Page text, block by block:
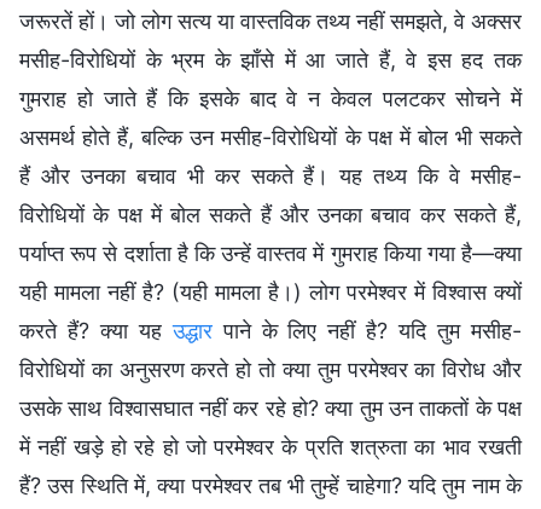
जरूरतें हों। जो लोग सत्य या वास्तविक तथ्य नहीं समझते, वे अक्सर
मसीह-विरोधियों के भ्रम के झाँसे में आ जाते हैं, वे इस हद तक
गुमराह हो जाते हैं कि इसके बाद वे न केवल पलटकर सोचने में
असमर्थ होते हैं, बल्कि उन मसीह-विरोधियों के पक्ष में बोल भी सकते
हैं और उनका बचाव भी कर सकते हैं। यह तथ्य कि वे मसीह-
विरोधियों के पक्ष में बोल सकते हैं और उनका बचाव कर सकते हैं,
पर्याप्त रूप से दर्शाता है कि उन्हें वास्तव में गुमराह किया गया है—क्या
यही मामला नहीं है? (यही मामला है।) लोग परमेश्वर में विश्वास क्यों
करते हैं? क्या यहउद्धारपाने के लिए नहीं है? यदि तुम मसीह-
विरोधियों का अनुसरण करते हो तो क्या तुम परमेश्वर का विरोध और
उसके साथ विश्वासघात नहीं कर रहे हो? क्या तुम उन ताकतों के पक्ष
में नहीं खड़े हो रहे हो जो परमेश्वर के प्रति शत्रुता का भाव रखती
हैं? उस स्थिति में, क्या परमेश्वर तब भी तुम्हें चाहेगा? यदि तुम नाम के